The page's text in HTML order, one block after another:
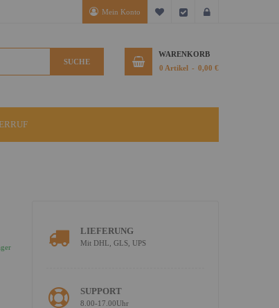
Mein Konto Mein Wunschzettel
Kasse
SUCHE
WARENKORB
0 Artikel 0,00 €
LIEFERUNG
Mit DHL, GLS, UPS
SUPPORT
8.00-17.00Uhr